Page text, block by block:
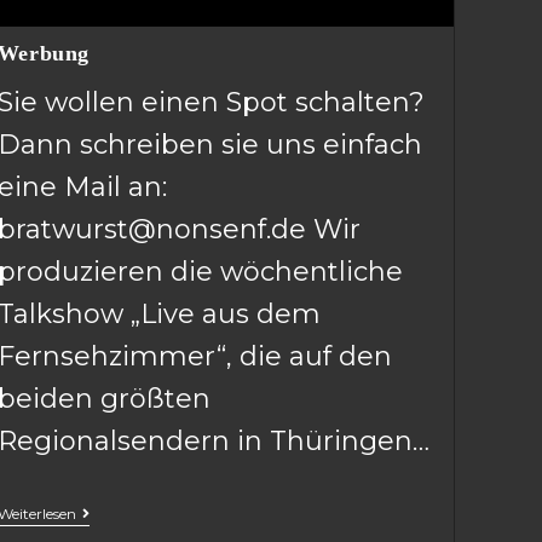
wollen einen Spot schalten?
schreiben sie uns einfach
Mail an:
Wir
die wöchentliche
„Live aus dem
die auf den
größten
in Thüringen…